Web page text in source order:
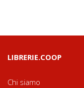
LIBRERIE.COOP
Chi siamo